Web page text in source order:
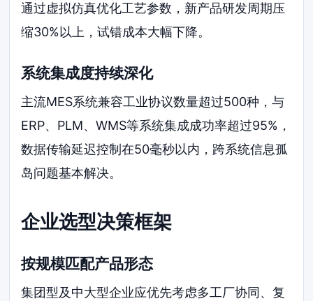
通过虚拟仿真优化工艺参数，新产品研发周期压
缩30%以上，试错成本大幅下降。
系统集成度持续深化
主流MES系统兼容工业协议数量超过500种，与
ERP、PLM、WMS等系统集成成功率超过95%，
数据传输延迟控制在50毫秒以内，跨系统信息孤
岛问题基本解决。
企业选型决策框架
按规模匹配产品形态
集团型及中大型企业应优先考虑多工厂协同、复